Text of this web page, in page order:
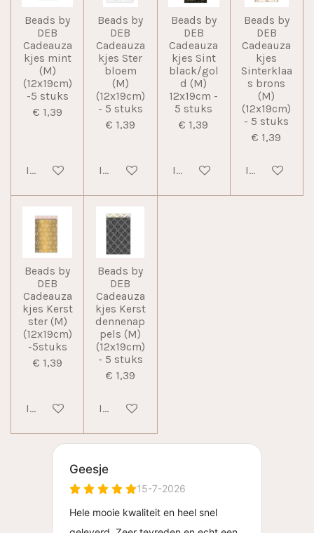
Beads by
DEB
Cadeauza
kjes mint
(M)
(12x19cm)
-5 stuks
€ 1,39
In winkelwagen
Beads by
DEB
Cadeauza
kjes Ster
bloem
(M)
(12x19cm)
- 5 stuks
€ 1,39
In winkelwagen
Beads by
DEB
Cadeauza
kjes Sint
black/gol
d (M)
12x19cm -
5 stuks
€ 1,39
In winkelwagen
Beads by
DEB
Cadeauza
kjes
Sinterklaa
s brons
(M)
(12x19cm)
- 5 stuks
€ 1,39
In
Beads by
DEB
Cadeauza
kjes Kerst
ster (M)
(12x19cm)
-5stuks
€ 1,39
In winkelwagen
Beads by
DEB
Cadeauza
kjes Kerst
dennenap
pels (M)
(12x19cm)
- 5 stuks
€ 1,39
In winkelwagen